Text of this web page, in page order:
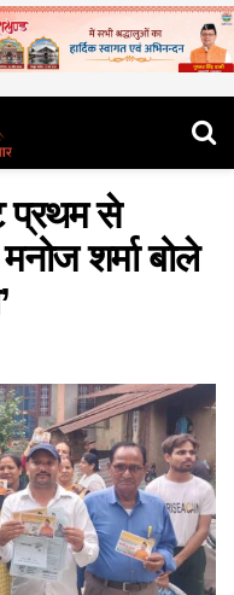
प्रथम से
शर्मा बोले